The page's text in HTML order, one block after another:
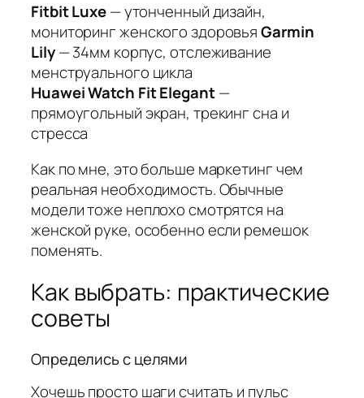
Fitbit Luxe— утонченный дизайн,
мониторинг женского здоровьяGarmin
Lily— 34мм корпус, отслеживание
менструального цикла
Huawei Watch Fit Elegant—
прямоугольный экран, трекинг сна и
стресса
Как по мне, это больше маркетинг чем
реальная необходимость. Обычные
модели тоже неплохо смотрятся на
женской руке, особенно если ремешок
поменять.
Как выбрать: практические
советы
Определись с целями
Хочешь просто шаги считать и пульс